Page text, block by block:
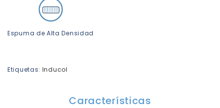
Espuma de Alta Densidad
Etiquetas: Inducol
Características